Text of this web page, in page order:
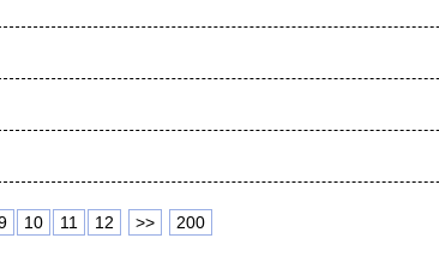
10 11 12 >> 200